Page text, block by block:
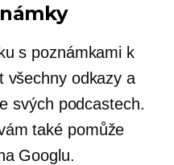
s poznámkami k
všechny odkazy a
svých podcastech.
také pomůže
Googlu.